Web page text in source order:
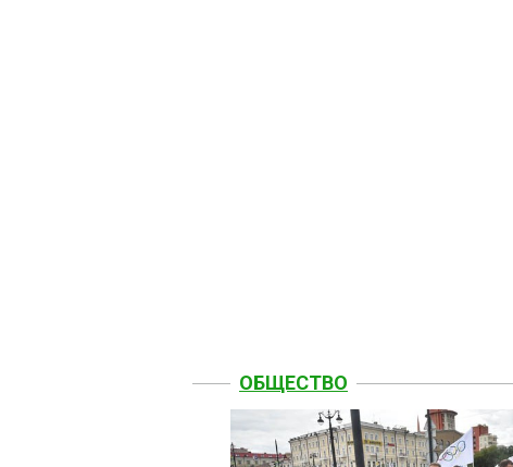
ОБЩЕСТВО